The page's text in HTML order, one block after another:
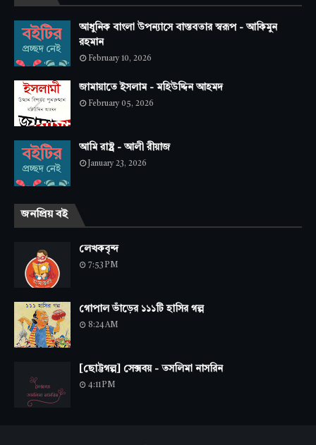
আধুনিক বাংলা উপন্যাসে বাস্তবতার স্বরূপ - আকিমুন
রহমান
February 10, 2026
জামায়াতে ইসলাম - মহিউদ্দিন আহমদ
February 05, 2026
আমি রাষ্ট্র - আলী রীয়াজ
January 23, 2026
জনপ্রিয় বই
লেখকবৃন্দ
7:53 PM
গোপাল ভাঁড়ের ১১১টি হাসির গল্প
8:24 AM
[ছোট্টগল্প] সেক্সবয় - তসলিমা নাসরিন
4:11 PM